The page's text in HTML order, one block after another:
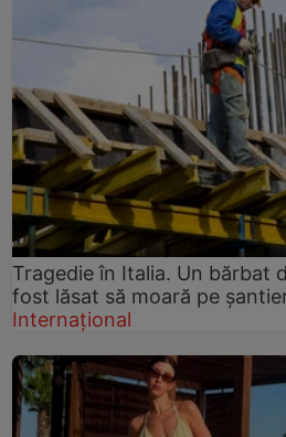
Tragedie în Italia. Un bărbat
fost lăsat să moară pe
Internațional